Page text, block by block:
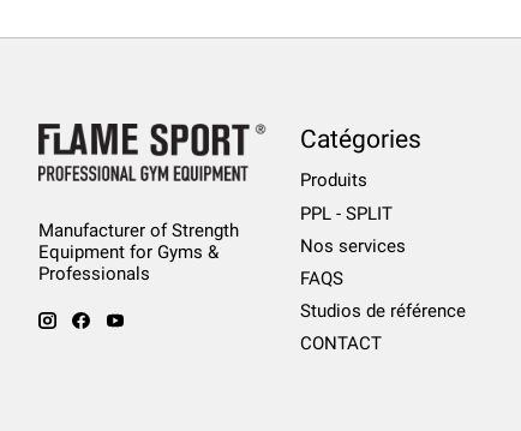
Manufacturer of Strength
Equipment for Gyms &
Professionals
Catégories
Produits
PPL - SPLIT
Nos services
FAQS
Studios de référence
CONTACT